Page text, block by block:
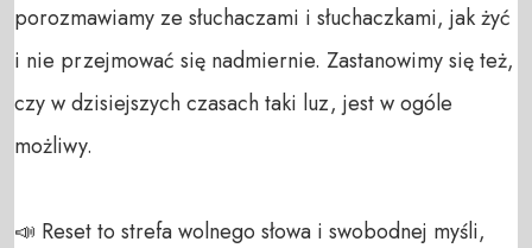
porozmawiamy ze słuchaczami i słuchaczkami, jak żyć
i nie przejmować się nadmiernie. Zastanowimy się też,
czy w dzisiejszych czasach taki luz, jest w ogóle
możliwy.
📣 Reset to strefa wolnego słowa i swobodnej myśli,